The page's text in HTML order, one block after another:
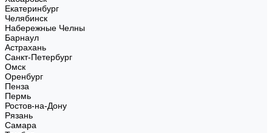
Екатеринбург
Челябинск
Набережные Челны
Барнаул
Астрахань
Санкт-Петербург
Омск
Оренбург
Пенза
Пермь
Ростов-на-Дону
Рязань
Самара